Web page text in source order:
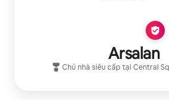
Arsalan
Chủ nhà siêu cấp tại Central